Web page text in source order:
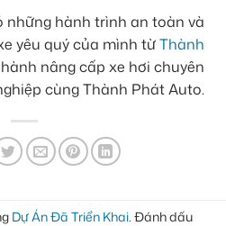
những hành trình an toàn và
yêu quý của mình từThành
nâng cấp xe hơi chuyên
cùng Thành Phát Auto.
Dự Án Đã Triển Khai . Đánh dấu